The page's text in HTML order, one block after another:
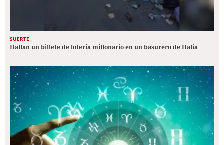
SUERTE
Hallan un billete de lotería millonario en un basurero de Italia